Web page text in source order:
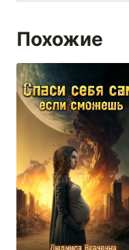
Похожие